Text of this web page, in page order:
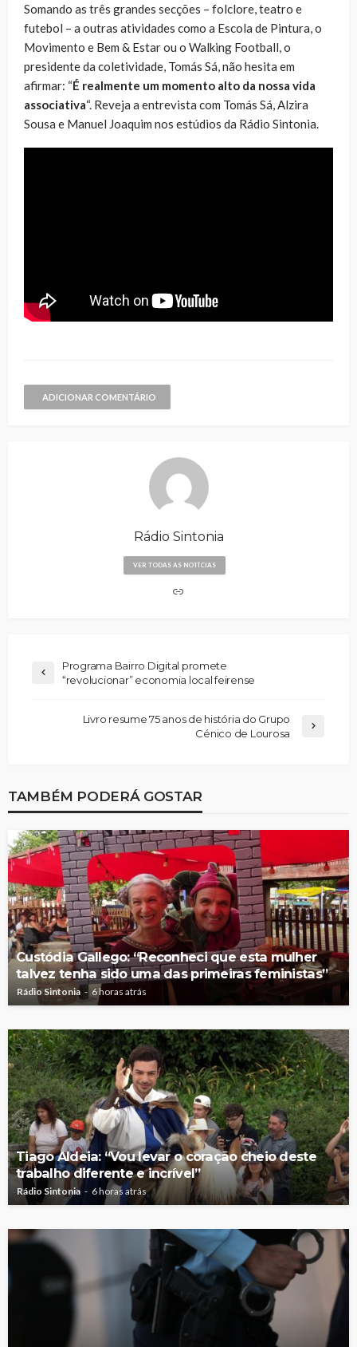
Somando as três grandes secções – folclore, teatro e
futebol – a outras atividades como a Escola de Pintura, o
Movimento e Bem & Estar ou o Walking Football, o
presidente da coletividade, Tomás Sá, não hesita em
afirmar: “É realmente um momento alto da nossa vida
associativa“. Reveja a entrevista com Tomás Sá, Alzira
Sousa e Manuel Joaquim nos estúdios da Rádio Sintonia.
ADICIONAR COMENTÁRIO
Rádio Sintonia
VER TODAS AS NOTÍCIAS
Programa Bairro Digital promete
“revolucionar” economia local feirense
Livro resume 75 anos de história do Grupo
Cénico de Lourosa
TAMBÉM PODERÁ GOSTAR
Custódia Gallego: “Reconheci que esta mulher
talvez tenha sido uma das primeiras feministas”
Rádio Sintonia 6 horas atrás
Tiago Aldeia: “Vou levar o coração cheio deste
trabalho diferente e incrível”
Rádio Sintonia 6 horas atrás